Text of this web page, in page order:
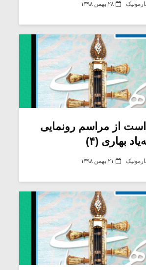
۲۸ بهمن ۱۳۹۸
از مراسم رونمایی
بهاری (۴)
۲۱ بهمن ۱۳۹۸
روژا